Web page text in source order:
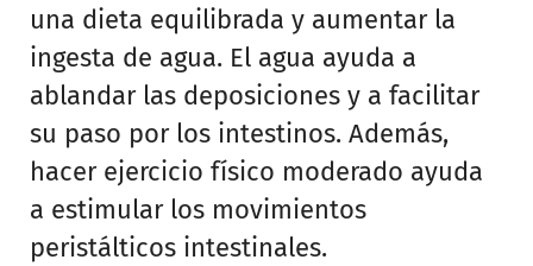
una dieta equilibrada y aumentar la
ingesta de agua. El agua ayuda a
ablandar las deposiciones y a facilitar
su paso por los intestinos. Además,
hacer ejercicio físico moderado ayuda
a estimular los movimientos
peristálticos intestinales.